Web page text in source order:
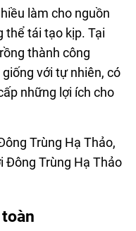
làm cho nguồn
thể tái tạo kịp. Tại
thành công
với tự nhiên, có
những lợi ích cho
Trùng Hạ Thảo,
Đông Trùng Hạ Thảo